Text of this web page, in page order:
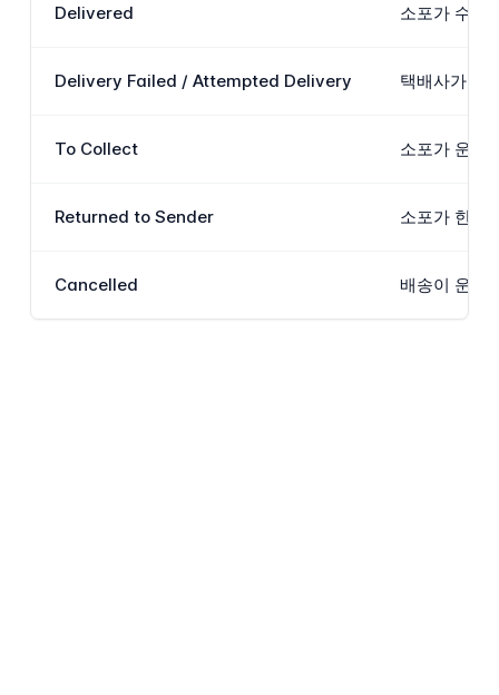
Delivered 소포가 수취
Delivery Failed / Attempted Delivery 택배사가 배
To Collect 소포가 운송
Returned to Sender 소포가 한 번
Cancelled 배송이 운송